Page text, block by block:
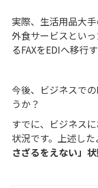
実際、生活用品大
外食サービスとい
るFAXをEDIへ移行
今後、ビジネスで
うか？
すでに、ビジネス
状況です。上述した
さざるをえない」